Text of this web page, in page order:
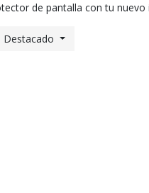
de pantalla con tu nuevo
Destacado